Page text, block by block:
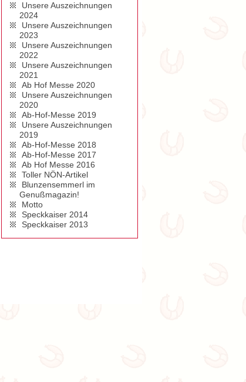
Unsere Auszeichnungen
2024
Unsere Auszeichnungen
2023
Unsere Auszeichnungen
2022
Unsere Auszeichnungen
2021
Ab Hof Messe 2020
Unsere Auszeichnungen
2020
Ab-Hof-Messe 2019
Unsere Auszeichnungen
2019
Ab-Hof-Messe 2018
Ab-Hof-Messe 2017
Ab Hof Messe 2016
Toller NÖN-Artikel
Blunzensemmerl im
Genußmagazin!
Motto
Speckkaiser 2014
Speckkaiser 2013